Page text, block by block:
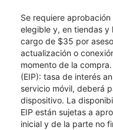
Se requiere
elegible y, en tiendas y
cargo de $35 por
actualización o
momento de la
(EIP): tasa de interés
servicio móvil, deberá
dispositivo. La
EIP están sujetas a
inicial y de la parte no